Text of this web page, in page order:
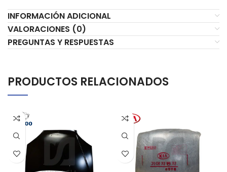
INFORMACIÓN ADICIONAL
VALORACIONES (0)
PREGUNTAS Y RESPUESTAS
PRODUCTOS RELACIONADOS